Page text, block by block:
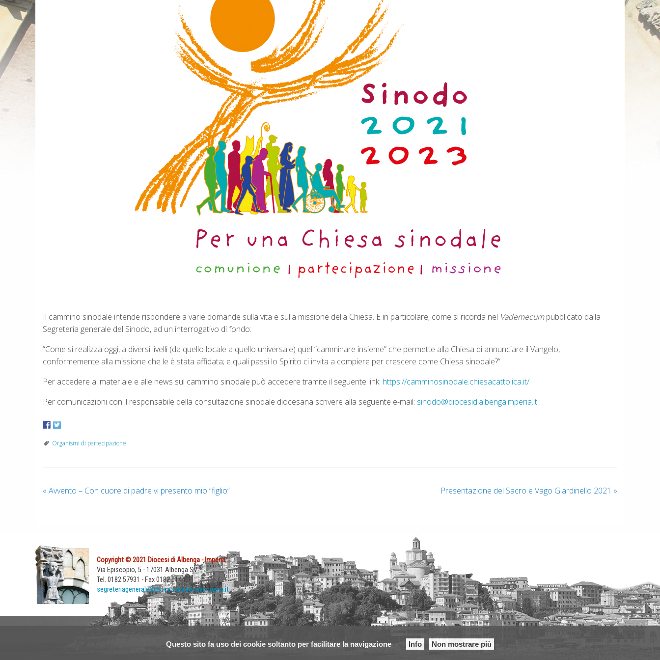
Questo sito fa uso dei cookie soltanto per facilitare la navigazione Info Non mostrare più
Il cammino sinodale intende rispondere a varie domande sulla vita e sulla missione della Chiesa. E in particolare, come si ricorda nel Vademecumpubblicato dalla
Segreteria generale del Sinodo, ad un interrogativo di fondo:
“Come si realizza oggi, a diversi livelli (da quello locale a quello universale) quel “camminare insieme” che permette alla Chiesa di annunciare il Vangelo,
conformemente alla missione che le è stata affidata; e quali passi lo Spirito ci invita a compiere per crescere come Chiesa sinodale?”
Per accedere al materiale e alle news sul cammino sinodale può accedere tramite il seguente link: https://camminosinodale.chiesacattolica.it/
Per comunicazioni con il responsabile della consultazione sinodale diocesana scrivere alla seguente e-mail: sinodo@diocesidialbengaimperia.it
Organismi di partecipazione
« Avvento – Con cuore di padre vi presento mio “figlio” Presentazione del Sacro e Vago Giardinello 2021 »
Copyright © 2021 Diocesi di Albenga - Imperia
Via Episcopio, 5 - 17031 Albenga SV
Tel. 0182 57931 - Fax 0182 51440
segreteriagenerale@diocesidialbengaimperia.it